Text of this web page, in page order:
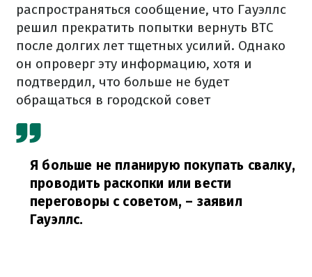
распространяться сообщение, что Гауэллс
решил прекратить попытки вернуть ВТС
после долгих лет тщетных усилий. Однако
он опроверг эту информацию, хотя и
подтвердил, что больше не будет
обращаться в городской совет
Я больше не планирую покупать свалку,
проводить раскопки или вести
переговоры с советом, – заявил
Гауэллс.